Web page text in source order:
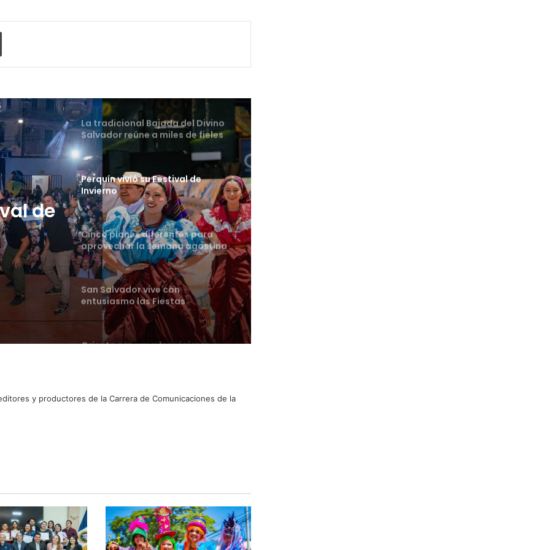
Imprimir
de
profesionales del futuro
La tradicional Bajada del Divino
Perquín vivió su Festival de
Invierno
Cinco planes diferentes para
aprovechar la semana agostina
San Salvador vive con
entusiasmo las Fiestas
Agostinas
Oriente espera a los viajeros
estas vacaciones agostinas
Suben los precios de los
Peregrinación Camino de San
prácticas en su Laboratorio de
Licenciatura en Turismo de la
UNIVO forma profesionales con
una preparación práctica e
integral
y productores de la Carrera de Comunicaciones de la